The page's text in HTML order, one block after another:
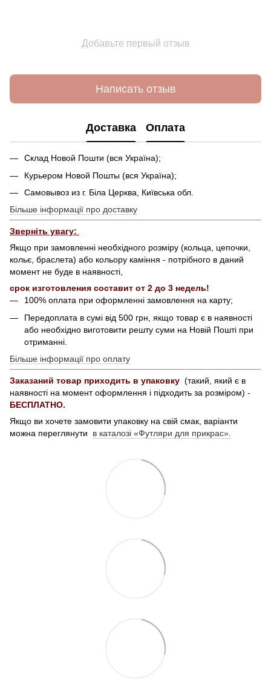
Добавьте первый отзыв
Написать отзыв
Доставка Оплата
Склад Новой Пошти (вся Україна);
Курьером Новой Пошты (вся Україна);
Самовывоз из г. Біла Церква, Київська обл.
Більше інформації про доставку
Зверніть увагу:
Якщо при замовленні необхідного розміру (кольца, цепочки,
кольє, браслета) або кольору каміння - потрібного в даний
момент не буде в наявності,
срок изготовления составит от 2 до 3 недель!
100% оплата при оформленні замовлення на карту;
Передоплата в сумі від 500 грн, якщо товар є в наявності
або необхідно виготовити решту суми на Новій Пошті при
отриманні.
Більше інформації про оплату
Заказаний товар приходить в упаковку (такий, який є в
наявності на момент оформлення і підходить за розміром) -
БЕСПЛАТНО.
Якщо ви хочете замовити упаковку на свій смак, варіанти
можна переглянути в каталозі «Футляри для прикрас».